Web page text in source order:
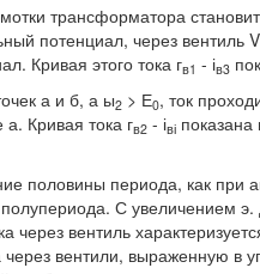
трансформатора
потенциал, через вентиль
Кривая этого тока гв1 - ів3
а и б, а ы2 > Е0, ток
Кривая тока гв2 - іві
половины периода, как при
С увеличением
вентиль
вентили, выраженную в